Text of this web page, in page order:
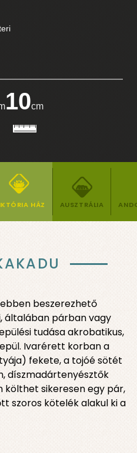
14cm
HÁZ AUSZTRÁLIA
beszerezhető
általában párban vagy
tudása akrobatikus,
Ivarérett korban a
fekete, a tojóé sötét
díszmadártenyésztők
költhet sikeresen egy pár,
szoros kötelék alakul ki a